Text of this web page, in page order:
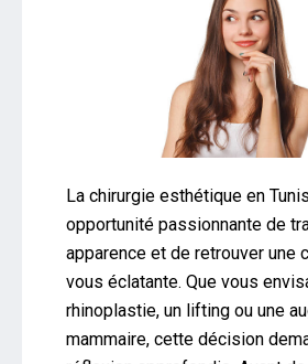
La chirurgie esthétique en
opportunité passionnante de
apparence et de retrouver une
vous éclatante. Que vous
rhinoplastie, un lifting ou une
mammaire, cette décision